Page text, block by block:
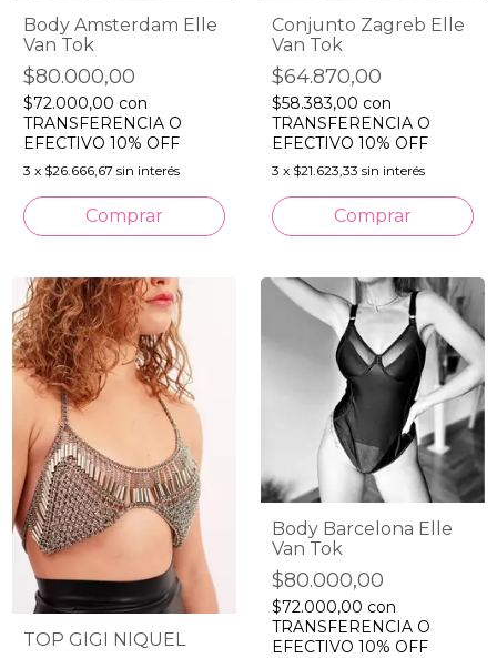
Body Amsterdam Elle
Van Tok
$80.000,00
$72.000,00 con
TRANSFERENCIA O
EFECTIVO 10% OFF
3 x $26.666,67 sin interés
Comprar
Conjunto Zagreb Elle
Van Tok
$64.870,00
$58.383,00 con
TRANSFERENCIA O
EFECTIVO 10% OFF
3 x $21.623,33 sin interés
Comprar
TOP GIGI NIQUEL
Body Barcelona Elle
Van Tok
$80.000,00
$72.000,00 con
TRANSFERENCIA O
EFECTIVO 10% OFF